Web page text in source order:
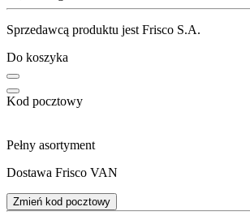
Sprzedawcą produktu jest Frisco S.A.
Do koszyka
Kod pocztowy
Pełny asortyment
Dostawa Frisco VAN
Zmień kod pocztowy